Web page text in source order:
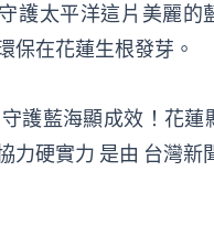
護太平洋這片美麗的
保在花蓮生根發芽。
守護藍海顯成效！花蓮
力硬實力 是由 台灣新